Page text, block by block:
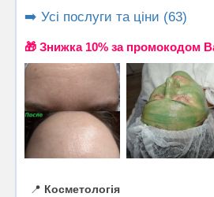
➡️ Усі послуги та ціни (63)
🎁 Знижка 10% за промокодом
📍 Косметологія